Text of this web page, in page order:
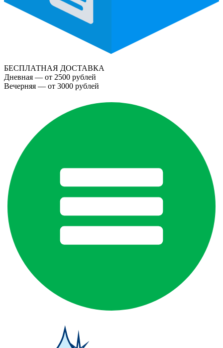
БЕСПЛАТНАЯ ДОСТАВКА
Дневная — от 2500 рублей
Вечерняя — от 3000 рублей